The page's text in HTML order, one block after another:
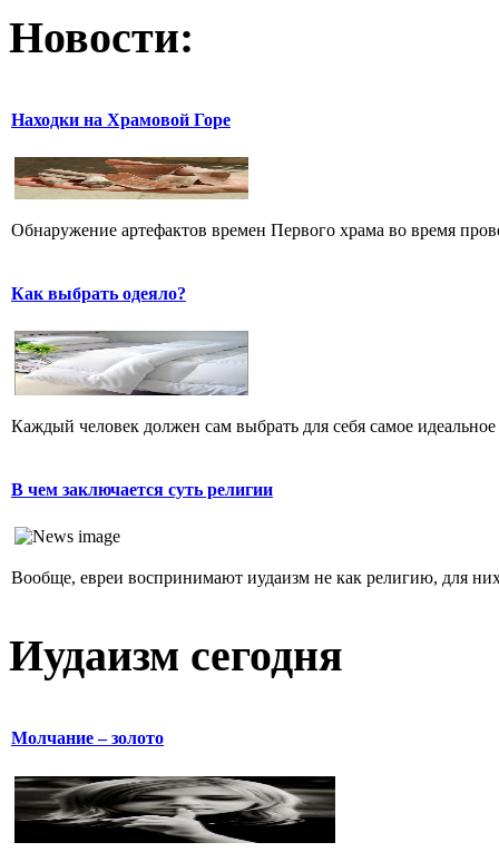
Новости:
Находки на Храмовой Горе
Обнаружение артефактов времен Первого храма во время
Как выбрать одеяло?
Каждый человек должен сам выбрать для себя самое
В чем заключается суть религии
Вообще, евреи воспринимают иудаизм не как религию, для
Иудаизм сегодня
Молчание – золото